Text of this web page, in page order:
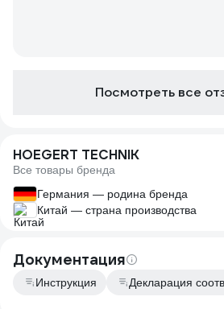
Посмотреть все
HOEGERT TECHNIK
Все товары бренда
Германия — родина бренда
Китай — страна производства
Документация
Инструкция Декларация